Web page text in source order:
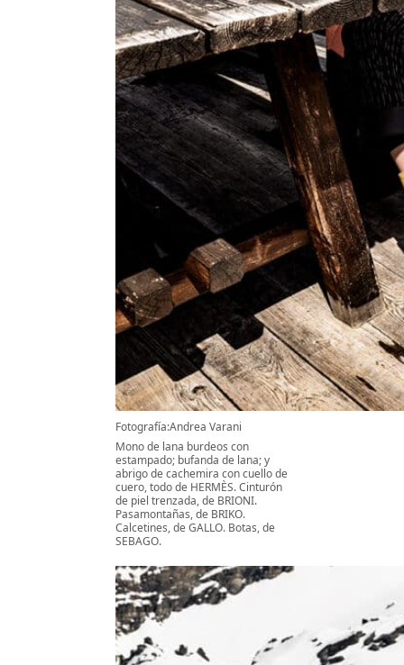
Fotografía:Andrea Varani
Mono de lana burdeos con
estampado; bufanda de lana; y
abrigo de cachemira con cuello de
cuero, todo de HERMÈS. Cinturón
de piel trenzada, de BRIONI.
Pasamontañas, de BRIKO.
Calcetines, de GALLO. Botas, de
SEBAGO.